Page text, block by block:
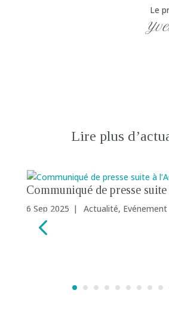
Le
Lire plus
Communiqué de presse
6 Sep 2025 | Actualité, Evénement